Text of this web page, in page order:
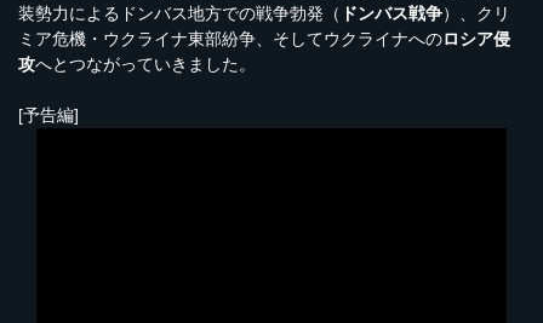
装勢力によるドンバス地方での戦争勃発（ ドンバス戦争）、クリ
ミア危機・ウクライナ東部紛争、そしてウクライナへのロシア侵
攻へとつながっていきました。
[予告編]